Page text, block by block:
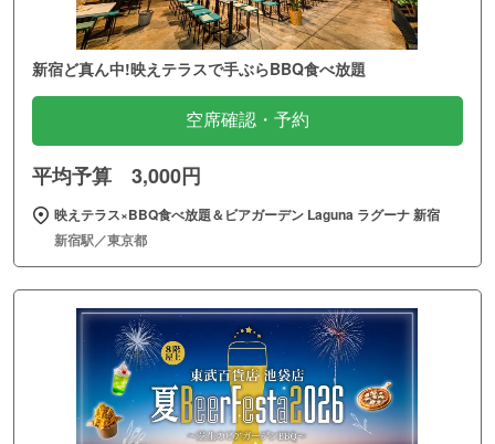
新宿ど真ん中!映えテラスで手ぶらBBQ食べ放題
空席確認・予約
平均予算 3,000円
映えテラス×BBQ食べ放題＆ビアガーデン Laguna ラグーナ 新宿
新宿駅／東京都